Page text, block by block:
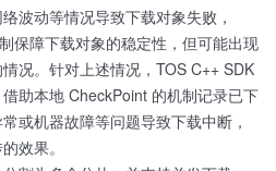
波动等情况导致下载对象失败，
保障下载对象的稳定性，但可能出现
况。针对上述情况，TOS C++ SDK
助本地 CheckPoint 的机制记录已下
或机器故障等问题导致下载中断，
效果。